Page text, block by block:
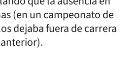
(en un campeonato de
dejaba fuera de carrera